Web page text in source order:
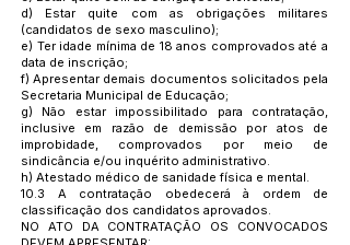
d) Estar quite com as obrigações militares
(candidatos de sexo masculino);
e) Ter idade mínima de 18 anos comprovados até a
data de inscrição;
f) Apresentar demais documentos solicitados pela
Secretaria Municipal de Educação;
g) Não estar impossibilitado para contratação,
inclusive em razão de demissão por atos de
improbidade, comprovados por meio de
sindicância e/ou inquérito administrativo.
h) Atestado médico de sanidade física e mental.
10.3 A contratação obedecerá à ordem de
classificação dos candidatos aprovados.
NO ATO DA CONTRATAÇÃO OS CONVOCADOS